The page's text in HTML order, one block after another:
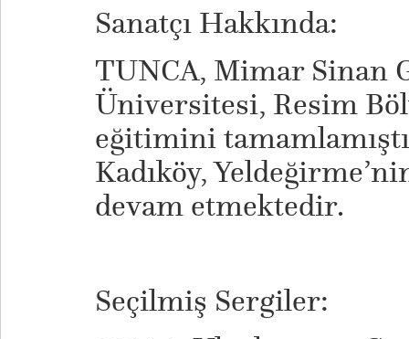
Sanatçı Hakkında:
TUNCA, Mimar Sinan
Üniversitesi, Resim
eğitimini
Kadıköy,
devam etmektedir.
Seçilmiş Sergiler: